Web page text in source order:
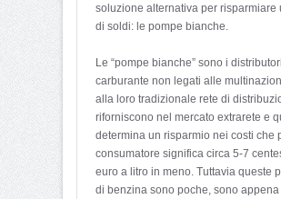
soluzione alternativa per risparmiare
di soldi: le pompe bianche.
Le “pompe bianche” sono i
carburante non legati alle
alla loro tradizionale rete di
riforniscono nel mercato extrarete e
determina un risparmio nei costi che
consumatore significa circa 5-7
euro a litro in meno. Tuttavia queste
di benzina sono poche, sono appena